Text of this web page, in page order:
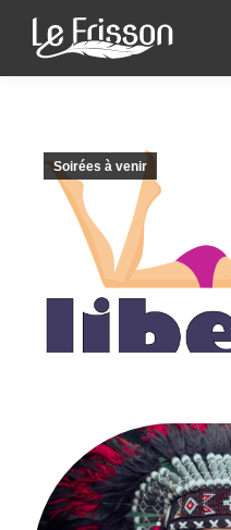
Soirées à venir